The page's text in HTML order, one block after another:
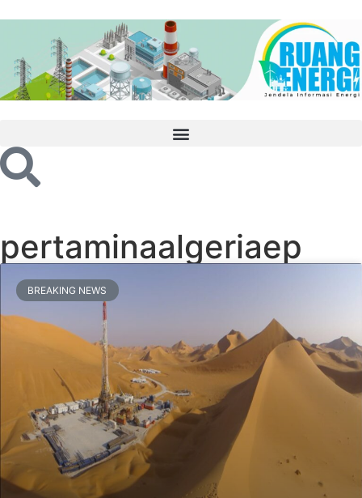
pertaminaalgeriaep
BREAKING NEWS